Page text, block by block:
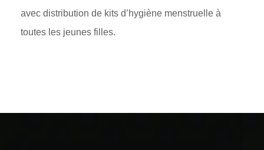
avec distribution de kits d’hygiène menstruelle à
toutes les jeunes filles.